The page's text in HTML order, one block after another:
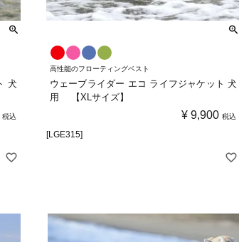
犬
税込
高性能のフローティングベスト
ウェーブライダー エコ ライフジャケット 犬
用 【XLサイズ】
¥ 9,900 税込
[LGE315]